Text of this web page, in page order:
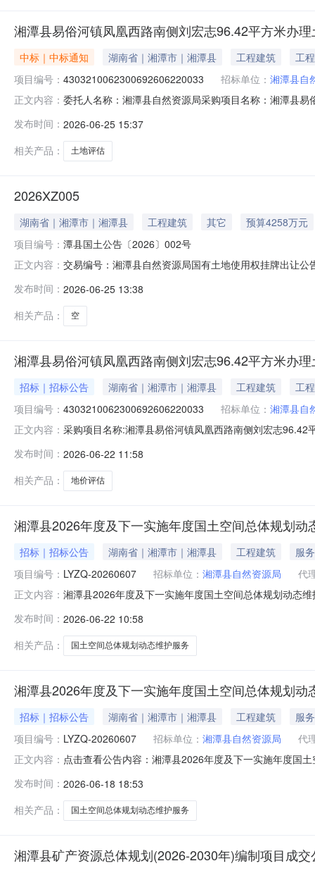
湘潭县易俗河镇凤凰西路南侧刘宏志96.42平方米办
中标｜中标通知 湖南省｜湘潭市｜湘潭县 工程建筑
工程
项目编号： 4303210062300692606220033 招标单位： 湘潭县自
正文内容： 委托人名称：湘潭县自然资源局采购项目名称：湘潭县
元）服务金额：￥1.0元至2000.0元金额说明：服务金额
元委托
发布时间： 2026-06-25 15:37
相关产品：
土地评估
2026XZ005
湖南省｜湘潭市｜湘潭县 工程建筑 其它
预算4258万元
项目编号： 潭县国土公告〔2026〕002号
正文内容： 交易编号：湘潭县自然资源局国有土地使用权挂牌出让
路与大鹏路交汇处西北角湘潭县自然资源局国有土地使
的国有
发布时间： 2026-06-25 13:38
相关产品：
空
湘潭县易俗河镇凤凰西路南侧刘宏志96.42平方米办
招标｜招标公告 湖南省｜湘潭市｜湘潭县 工程建筑
工程
项目编号： 4303210062300692606220033 招标单位： 湘潭县自
正文内容： 采购项目名称:湘潭县易俗河镇凤凰西路南侧刘宏志
高金额：2000.0元金额说明服务金额为包干价服务内容
资料须
发布时间： 2026-06-22 11:58
相关产品：
地价评估
湘潭县2026年度及下一实施年度国土空间总体规划
招标｜招标公告 湖南省｜湘潭市｜湘潭县 工程建筑
服务
项目编号： LYZQ-20260607 招标单位： 湘潭县自然资源局
代
正文内容： 湘潭县2026年度及下一实施年度国土空间总体规划动态
动。一、项目基本概况1、项目名称：湘潭县2026年度
算价：70.3
发布时间： 2026-06-22 10:58
相关产品：
国土空间总体规划动态维护服务
湘潭县2026年度及下一实施年度国土空间总体规划
招标｜招标公告 湖南省｜湘潭市｜湘潭县 工程建筑
服务
项目编号： LYZQ-20260607 招标单位： 湘潭县自然资源局
代
正文内容： 点击查看公告内容：湘潭县2026年度及下一实施年度国
发布时间： 2026-06-18 18:53
相关产品：
国土空间总体规划动态维护服务
湘潭县矿产资源总体规划(2026-2030年)编制项目成交